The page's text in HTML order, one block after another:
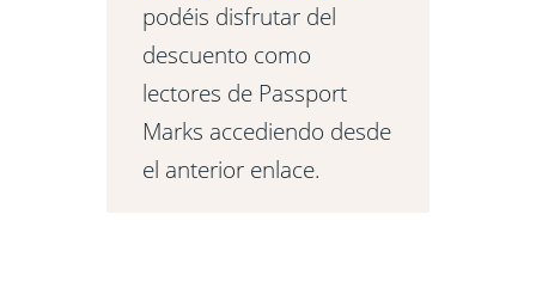
podéis disfrutar del
descuento como
lectores de Passport
Marks accediendo desde
el anterior enlace.